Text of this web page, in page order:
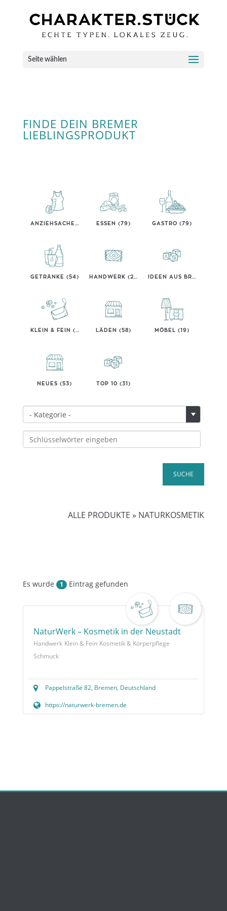
Seite wählen
FINDE DEIN BREMER
LIEBLINGSPRODUKT
ANZIEHSACHEN (40) ESSEN (79) GASTRO (79)
GETRÄNKE (54) HANDWERK (23) IDEEN AUS BREMEN (32)
KLEIN & FEIN (18) LÄDEN (58) MÖBEL (19)
NEUES (53) TOP 10 (31)
ALLE PRODUKTE » NATURKOSMETIK
Es wurde 1 Eintrag gefunden
NaturWerk – Kosmetik in der Neustadt
Handwerk Klein & Fein Kosmetik & Körperpflege
Schmuck
Pappelstraße 82, Bremen, Deutschland
https://naturwerk-bremen.de